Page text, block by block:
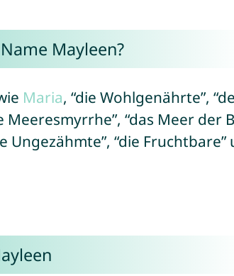
Mayleen?
Maria, “die Wohlgenährte”,
Meeresmyrrhe”, “das Meer der
Ungezähmte”, “die